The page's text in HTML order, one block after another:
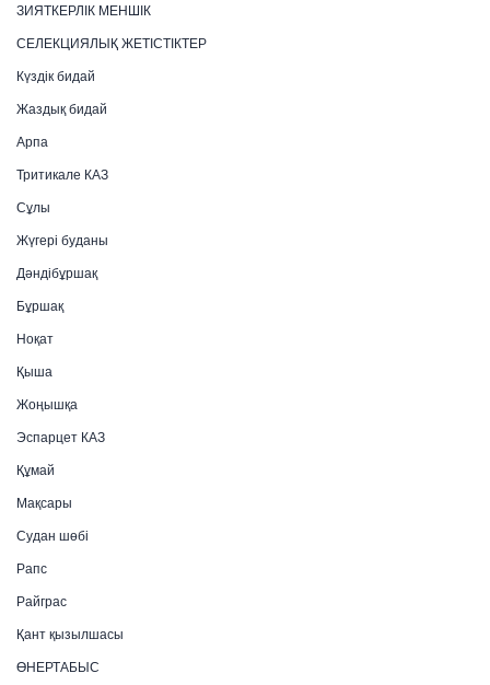
ЗИЯТКЕРЛІК МЕНШІК
СЕЛЕКЦИЯЛЫҚ ЖЕТІСТІКТЕР
Күздік бидай
Жаздық бидай
Арпа
Тритикале КАЗ
Сұлы
Жүгері буданы
Дәндібұршақ
Бұршақ
Ноқат
Қыша
Жоңышқа
Эспарцет КАЗ
Құмай
Мақсары
Судан шөбі
Рапс
Райграс
Қант қызылшасы
ӨНЕРТАБЫС